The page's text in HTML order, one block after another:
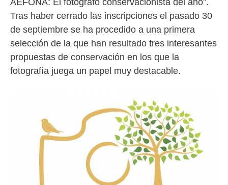
AEFONA: El fotógrafo conservacionista del año”.
Tras haber cerrado las inscripciones el pasado 30
de septiembre se ha procedido a una primera
selección de la que han resultado tres interesantes
propuestas de conservación en los que la
fotografía juega un papel muy destacable.